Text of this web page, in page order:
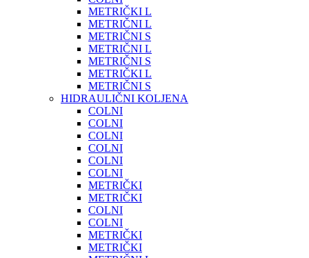
METRIČKI L
METRIČNI L
METRIČNI S
METRIČNI L
METRIČNI S
METRIČKI L
METRIČNI S
HIDRAULIČNI KOLJENA
COLNI
COLNI
COLNI
COLNI
COLNI
COLNI
METRIČKI
METRIČKI
COLNI
COLNI
METRIČKI
METRIČKI